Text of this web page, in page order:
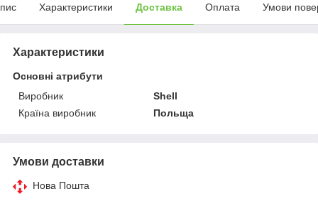
Характеристики Доставка Оплата Умови
Характеристики
Основні атрибути
Виробник
Shell
Країна виробник
Польща
Умови доставки
Нова Пошта